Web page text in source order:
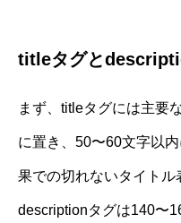
titleタグと
まず、titleタグには主要
に置き、50〜60文字以
果での切れないタイトル
descriptionタグは140〜